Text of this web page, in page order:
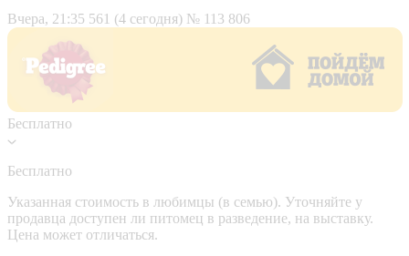
Вчера, 21:35 561 (4 сегодня) № 113 806
Бесплатно
Бесплатно
Указанная стоимость в любимцы (в семью). Уточняйте у
продавца доступен ли питомец в разведение, на выставку.
Цена может отличаться.